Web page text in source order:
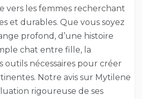
vers les femmes recherchant
et durables. Que vous soyez
profond, d’une histoire
chat entre fille, la
outils nécessaires pour créer
Notre avis sur Mytilene
rigoureuse de ses